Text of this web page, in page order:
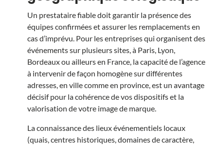
Un prestataire fiable doit garantir la présence des
équipes confirmées et assurer les remplacements en
cas d’imprévu. Pour les entreprises qui organisent des
événements sur plusieurs sites, à Paris, Lyon,
Bordeauxou ailleurs en France, la capacité de l’agence
à intervenir de façon homogène sur différentes
adresses, en ville comme en province, est un avantage
décisif pour la cohérence de vos dispositifs et la
valorisation de votre image de marque.
La connaissance des lieux événementiels locaux
(quais, centres historiques, domaines de caractère,